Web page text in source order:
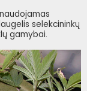
selekcininkų
gamybai.